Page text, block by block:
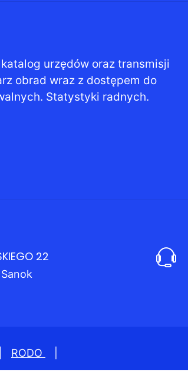
urzędów oraz transmisji
obrad wraz z dostępem do
Statystyki radnych.
22
RODO